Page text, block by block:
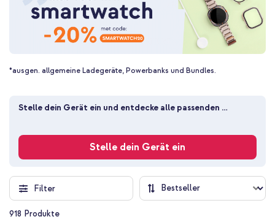
*ausgen. allgemeine Ladegeräte, Powerbanks und Bundles.
Stelle dein Gerät ein und entdecke alle passenden
Stelle dein Gerät ein
Filter
918 Produkte